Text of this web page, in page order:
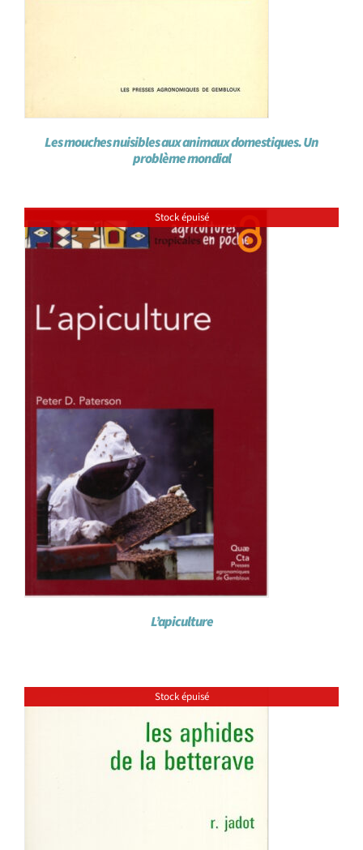
Les mouches nuisibles aux animaux domestiques. Un
problème mondial
Stock épuisé
L’apiculture
Stock épuisé